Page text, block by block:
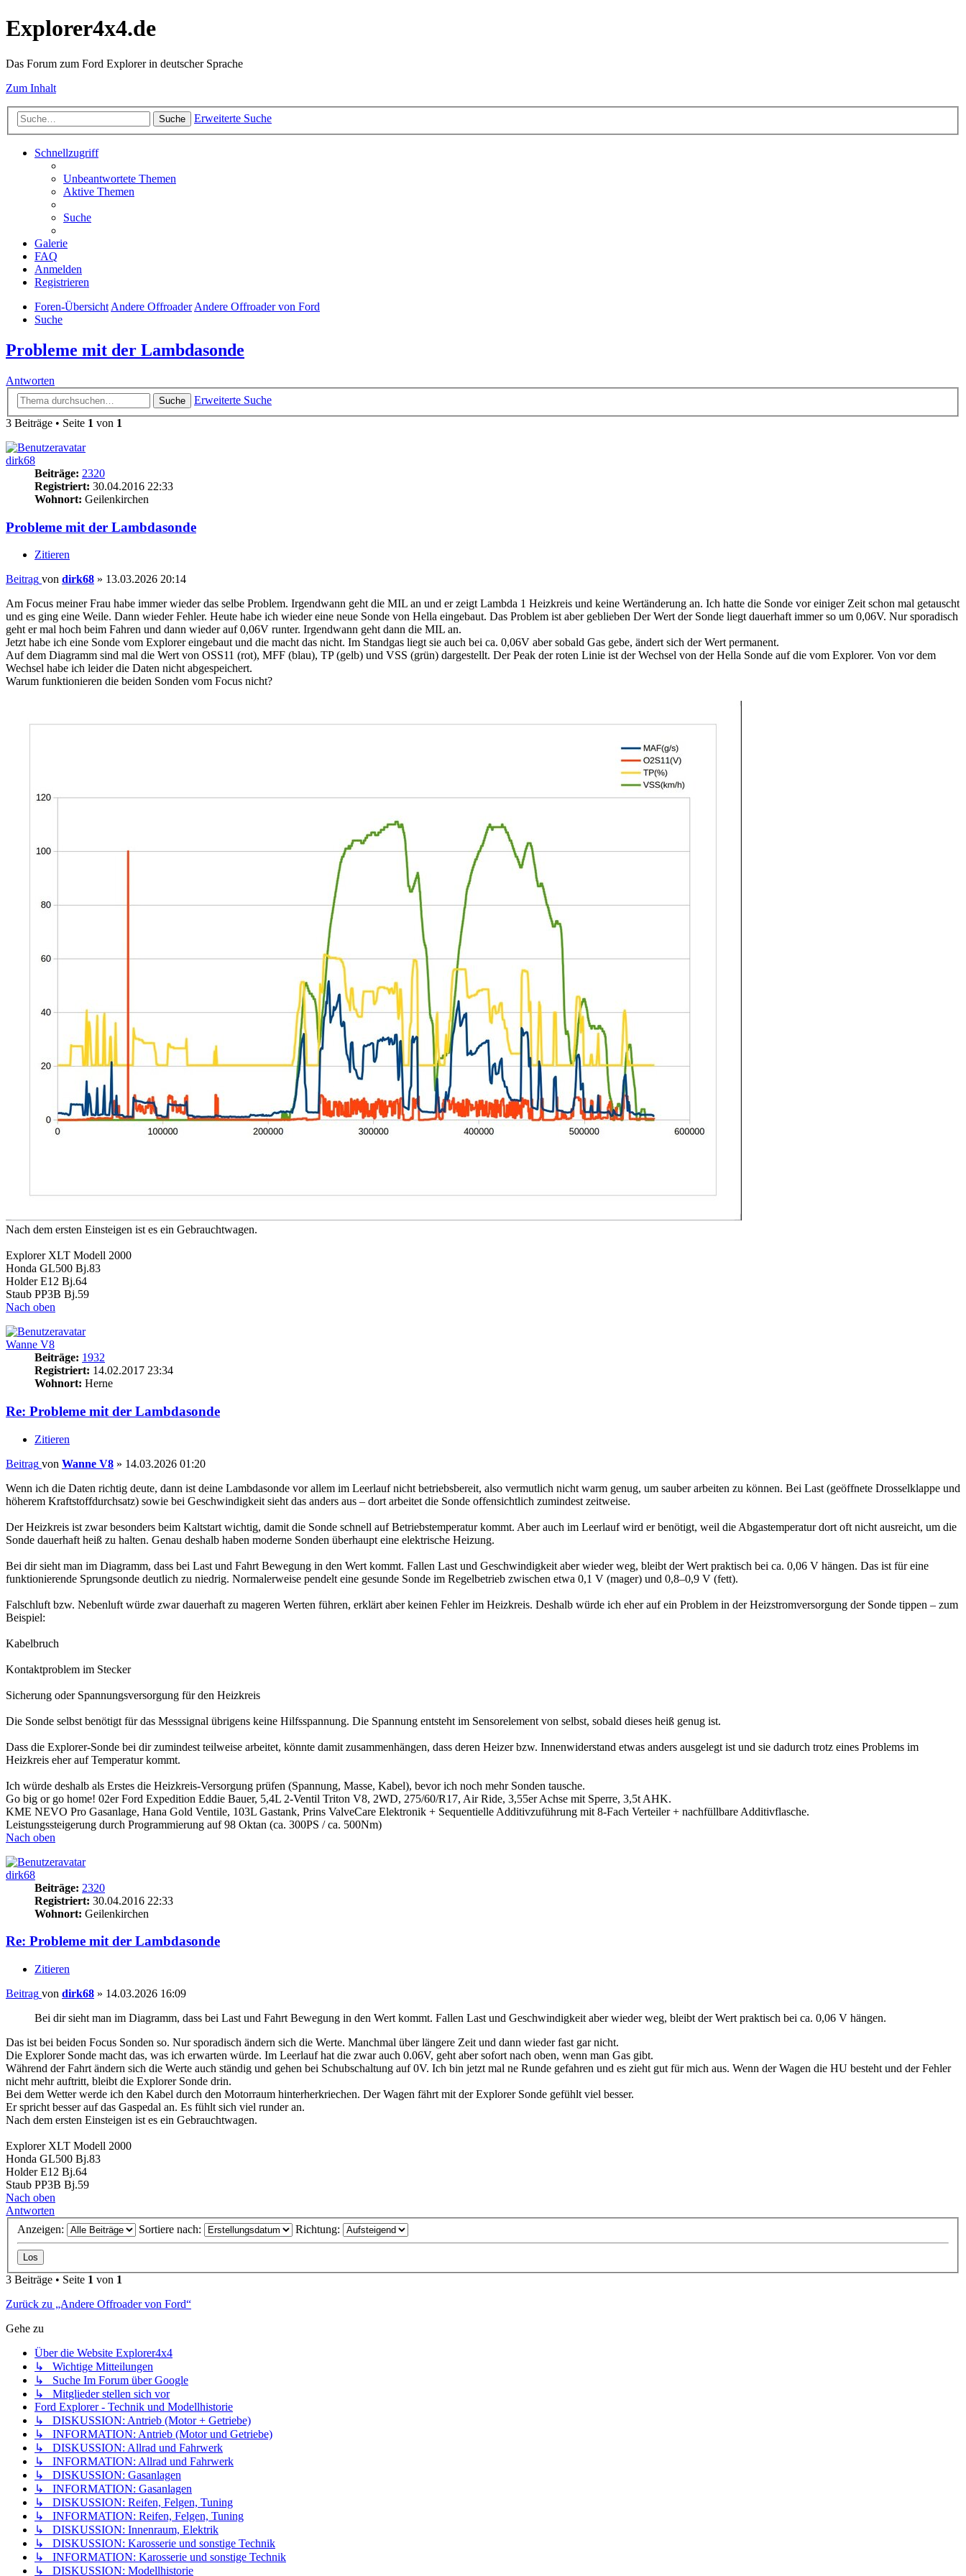
Explorer4x4.de
Das Forum zum Ford Explorer in deutscher Sprache
Zum Inhalt
Suche Erweiterte Suche
Schnellzugriff
Unbeantwortete Themen
Aktive Themen
Suche
Galerie
FAQ
Anmelden
Registrieren
Foren-ÜbersichtAndere OffroaderAndere Offroader von Ford
Suche
Probleme mit der Lambdasonde
Antworten
Suche
Erweiterte Suche
3 Beiträge • Seite 1 von 1
dirk68
Beiträge: 2320
Registriert: 30.04.2016 22:33
Wohnort: Geilenkirchen
Probleme mit der Lambdasonde
Zitieren
Beitrag von dirk68 » 13.03.2026 20:14
Am Focus meiner Frau habe immer wieder das selbe Problem. Irgendwann geht die MIL an und er zeigt Lambda 1 Heizkreis und keine Wertänderung an. Ich hatte die Sonde vor einiger Zeit schon mal getauscht
und es ging eine Weile. Dann wieder Fehler. Heute habe ich wieder eine neue Sonde von Hella eingebaut. Das Problem ist aber geblieben Der Wert der Sonde liegt dauerhaft immer so um 0,06V. Nur sporadisch
geht er mal hoch beim Fahren und dann wieder auf 0,06V runter. Irgendwann geht dann die MIL an.
Jetzt habe ich eine Sonde vom Explorer eingebaut und die macht das nicht. Im Standgas liegt sie auch bei ca. 0,06V aber sobald Gas gebe, ändert sich der Wert permanent.
Auf dem Diagramm sind mal die Wert von OSS11 (rot), MFF (blau), TP (gelb) und VSS (grün) dargestellt. Der Peak der roten Linie ist der Wechsel von der Hella Sonde auf die vom Explorer. Von vor dem
Wechsel habe ich leider die Daten nicht abgespeichert.
Warum funktionieren die beiden Sonden vom Focus nicht?
Nach dem ersten Einsteigen ist es ein Gebrauchtwagen.
Explorer XLT Modell 2000
Honda GL500 Bj.83
Holder E12 Bj.64
Staub PP3B Bj.59
Nach oben
Wanne V8
Beiträge: 1932
Registriert: 14.02.2017 23:34
Wohnort: Herne
Re: Probleme mit der Lambdasonde
Zitieren
Beitrag von Wanne V8 » 14.03.2026 01:20
Wenn ich die Daten richtig deute, dann ist deine Lambdasonde vor allem im Leerlauf nicht betriebsbereit, also vermutlich nicht warm genug, um sauber arbeiten zu können. Bei Last (geöffnete Drosselklappe und
höherem Kraftstoffdurchsatz) sowie bei Geschwindigkeit sieht das anders aus – dort arbeitet die Sonde offensichtlich zumindest zeitweise.
Der Heizkreis ist zwar besonders beim Kaltstart wichtig, damit die Sonde schnell auf Betriebstemperatur kommt. Aber auch im Leerlauf wird er benötigt, weil die Abgastemperatur dort oft nicht ausreicht, um die
Sonde dauerhaft heiß zu halten. Genau deshalb haben moderne Sonden überhaupt eine elektrische Heizung.
Bei dir sieht man im Diagramm, dass bei Last und Fahrt Bewegung in den Wert kommt. Fallen Last und Geschwindigkeit aber wieder weg, bleibt der Wert praktisch bei ca. 0,06 V hängen. Das ist für eine
funktionierende Sprungsonde deutlich zu niedrig. Normalerweise pendelt eine gesunde Sonde im Regelbetrieb zwischen etwa 0,1 V (mager) und 0,8–0,9 V (fett).
Falschluft bzw. Nebenluft würde zwar dauerhaft zu mageren Werten führen, erklärt aber keinen Fehler im Heizkreis. Deshalb würde ich eher auf ein Problem in der Heizstromversorgung der Sonde tippen – zum
Beispiel:
Kabelbruch
Kontaktproblem im Stecker
Sicherung oder Spannungsversorgung für den Heizkreis
Die Sonde selbst benötigt für das Messsignal übrigens keine Hilfsspannung. Die Spannung entsteht im Sensorelement von selbst, sobald dieses heiß genug ist.
Dass die Explorer-Sonde bei dir zumindest teilweise arbeitet, könnte damit zusammenhängen, dass deren Heizer bzw. Innenwiderstand etwas anders ausgelegt ist und sie dadurch trotz eines Problems im
Heizkreis eher auf Temperatur kommt.
Ich würde deshalb als Erstes die Heizkreis-Versorgung prüfen (Spannung, Masse, Kabel), bevor ich noch mehr Sonden tausche.
Go big or go home! 02er Ford Expedition Eddie Bauer, 5,4L 2-Ventil Triton V8, 2WD, 275/60/R17, Air Ride, 3,55er Achse mit Sperre, 3,5t AHK.
KME NEVO Pro Gasanlage, Hana Gold Ventile, 103L Gastank, Prins ValveCare Elektronik + Sequentielle Additivzuführung mit 8-Fach Verteiler + nachfüllbare Additivflasche.
Leistungssteigerung durch Programmierung auf 98 Oktan (ca. 300PS / ca. 500Nm)
Nach oben
dirk68
Beiträge: 2320
Registriert: 30.04.2016 22:33
Wohnort: Geilenkirchen
Re: Probleme mit der Lambdasonde
Zitieren
Beitrag von dirk68 » 14.03.2026 16:09
Bei dir sieht man im Diagramm, dass bei Last und Fahrt Bewegung in den Wert kommt. Fallen Last und Geschwindigkeit aber wieder weg, bleibt der Wert praktisch bei ca. 0,06 V hängen.
Das ist bei beiden Focus Sonden so. Nur sporadisch ändern sich die Werte. Manchmal über längere Zeit und dann wieder fast gar nicht.
Die Explorer Sonde macht das, was ich erwarten würde. Im Leerlauf hat die zwar auch 0.06V, geht aber sofort nach oben, wenn man Gas gibt.
Während der Fahrt ändern sich die Werte auch ständig und gehen bei Schubschaltung auf 0V. Ich bin jetzt mal ne Runde gefahren und es zieht gut für mich aus. Wenn der Wagen die HU besteht und der Fehler
nicht mehr auftritt, bleibt die Explorer Sonde drin.
Bei dem Wetter werde ich den Kabel durch den Motorraum hinterherkriechen. Der Wagen fährt mit der Explorer Sonde gefühlt viel besser.
Er spricht besser auf das Gaspedal an. Es fühlt sich viel runder an.
Nach dem ersten Einsteigen ist es ein Gebrauchtwagen.
Explorer XLT Modell 2000
Honda GL500 Bj.83
Holder E12 Bj.64
Staub PP3B Bj.59
Nach oben
Antworten
Anzeigen:
Sortiere nach: Richtung:
3 Beiträge • Seite 1 von 1
Zurück zu „Andere Offroader von Ford“
Gehe zu
Über die Website Explorer4x4
↳ Wichtige Mitteilungen
↳ Suche Im Forum über Google
↳ Mitglieder stellen sich vor
Ford Explorer - Technik und Modellhistorie
↳ DISKUSSION: Antrieb (Motor + Getriebe)
↳ INFORMATION: Antrieb (Motor und Getriebe)
↳ DISKUSSION: Allrad und Fahrwerk
↳ INFORMATION: Allrad und Fahrwerk
↳ DISKUSSION: Gasanlagen
↳ INFORMATION: Gasanlagen
↳ DISKUSSION: Reifen, Felgen, Tuning
↳ INFORMATION: Reifen, Felgen, Tuning
↳ DISKUSSION: Innenraum, Elektrik
↳ DISKUSSION: Karosserie und sonstige Technik
↳ INFORMATION: Karosserie und sonstige Technik
↳ DISKUSSION: Modellhistorie